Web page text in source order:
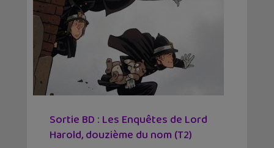
Sortie BD : Les Enquêtes de Lord
Harold, douzième du nom (T2)